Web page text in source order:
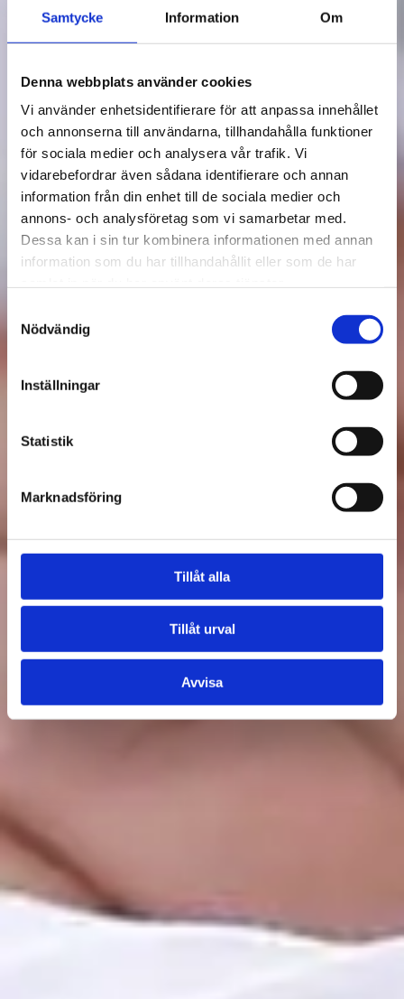
Samtycke Information Om
Denna webbplats använder cookies
Vi använder enhetsidentifierare för att anpassa innehållet
och annonserna till användarna, tillhandahålla funktioner
för sociala medier och analysera vår trafik. Vi
vidarebefordrar även sådana identifierare och annan
information från din enhet till de sociala medier och
annons- och analysföretag som vi samarbetar med.
Dessa kan i sin tur kombinera informationen med annan
information som du har tillhandahållit eller som de har
Nödvändig
Inställningar
Statistik
Marknadsföring
Tillåt alla
Tillåt urval
Avvisa